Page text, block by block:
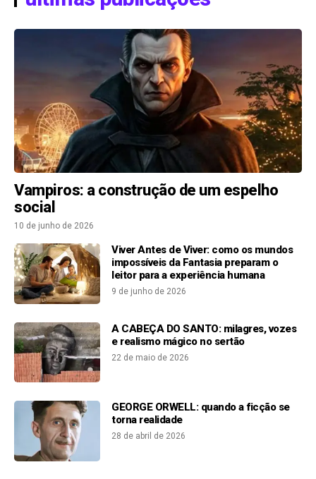
Vampiros: a construção de um espelho
social
10 de junho de 2026
Viver Antes de Viver: como os mundos
impossíveis da Fantasia preparam o
leitor para a experiência humana
9 de junho de 2026
A CABEÇA DO SANTO: milagres, vozes
e realismo mágico no sertão
22 de maio de 2026
GEORGE ORWELL: quando a ficção se
torna realidade
28 de abril de 2026